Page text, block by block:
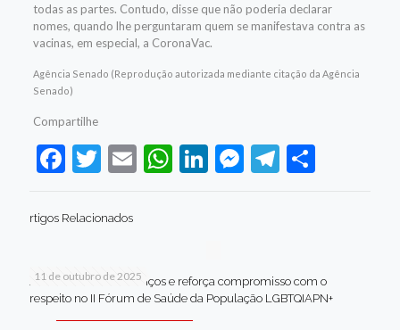
todas as partes. Contudo, disse que não poderia declarar
nomes, quando lhe perguntaram quem se manifestava contra as
vacinas, em especial, a CoronaVac.
Agência Senado (Reprodução autorizada mediante citação da Agência
Senado)
Compartilhe
Facebook
Twitter
EmailWhatsApp
LinkedIn
Messenger
Telegram
Share
rtigos Relacionados
11 de outubro de 2025
Jaboatão celebra avanços e reforça compromisso com o
respeito no II Fórum de Saúde da População LGBTQIAPN+